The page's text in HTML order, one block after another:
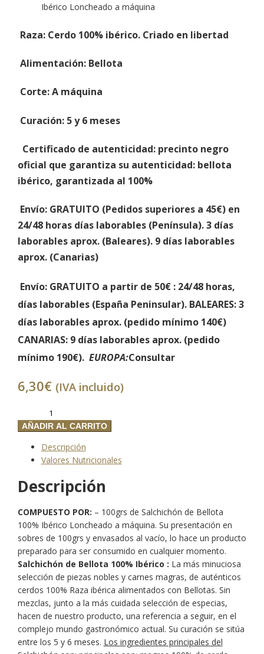
Ibérico Loncheado a máquina
Raza: Cerdo 100% ibérico. Criado en libertad
Alimentación: Bellota
Corte: A máquina
Curación: 5 y 6 meses
Certificado de autenticidad: precinto negro
oficial que garantiza su autenticidad: bellota
ibérico, garantizada al 100%
Envío: GRATUITO (Pedidos superiores a 45€) en
24/48 horas días laborables (Península). 3 días
laborables aprox. (Baleares). 9 días laborables
aprox. (Canarias)
Envío: GRATUITO a partir de 50€: 24/48 horas,
días laborables (España Peninsular). BALEARES:3
días laborables aprox. (pedido mínimo 140€)
CANARIAS: 9 días laborables aprox. (pedido
mínimo 190€). EUROPA:Consultar
6,30€ (IVA incluido)
100
Salchichón
Bellota
Ibérico
cantidad
AÑADIR AL CARRITO
Descripción
Valores Nutricionales
Descripción
COMPUESTO POR: – 100grs de Salchichón de Bellota
100% Ibérico Loncheado a máquina. Su presentación en
sobres de 100grs y envasados al vacío, lo hace un producto
preparado para ser consumido en cualquier momento.
Salchichón de Bellota 100% Ibérico : La más minuciosa
selección de piezas nobles y carnes magras, de auténticos
cerdos 100% Raza ibérica alimentados con Bellotas. Sin
mezclas, junto a la más cuidada selección de especias,
hacen de nuestro producto, una referencia a seguir, en el
complejo mundo gastronómico actual. Su curación se sitúa
entre los 5 y 6 meses. Los ingredientes principales del